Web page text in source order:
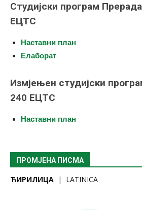
Студијски програм
ЕЦТС
Наставни план
Елаборат
Измјењен студијски
240 ЕЦТС
Наставни план
ПРОМЈЕНА ПИСМА
ЋИРИЛИЦА | LATINICA